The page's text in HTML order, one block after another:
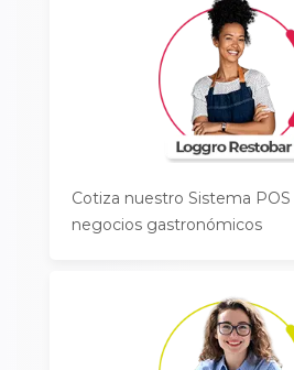
Cotiza nuestro Sistema POS
negocios gastronómicos